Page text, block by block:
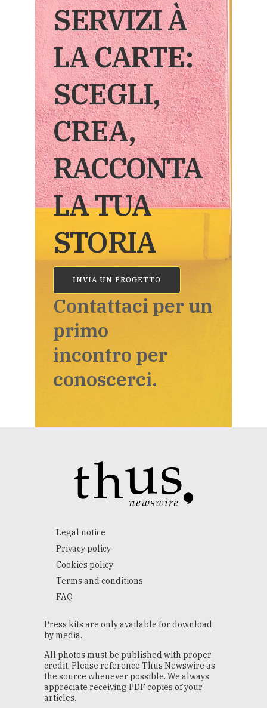
SERVIZI À
LA CARTE:
SCEGLI,
CREA,
RACCONTA
LA TUA
STORIA
INVIA UN PROGETTO
Contattaci per un
primo
incontro per
conoscerci.
Legal notice
Privacy policy
Cookies policy
Terms and conditions
FAQ
Press kits are only available for download
by media.
All photos must be published with proper
credit. Please reference Thus Newswire as
the source whenever possible. We always
appreciate receiving PDF copies of your
articles.